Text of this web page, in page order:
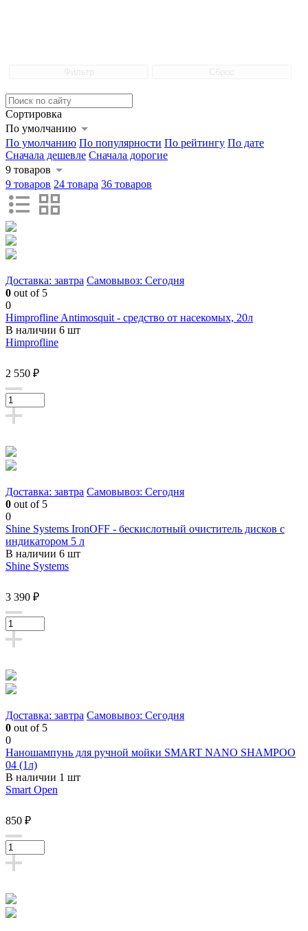
Сортировка
По умолчанию
По умолчанию По популярности По рейтингу По дате
Сначала дешевле Сначала дорогие
9 товаров
9 товаров 24 товара 36 товаров
Доставка: завтра Самовывоз: Сегодня
0 out of 5
0
Himprofline Antimosquit - средство от насекомых, 20л
В наличии 6 шт
Himprofline
2 550 ₽
Доставка: завтра Самовывоз: Сегодня
0 out of 5
0
Shine Systems IronOFF - бескислотный очиститель дисков с
индикатором 5 л
В наличии 6 шт
Shine Systems
3 390 ₽
Доставка: завтра Самовывоз: Сегодня
0 out of 5
0
Наношампунь для ручной мойки SMART NANO SHAMPOO
04 (1л)
В наличии 1 шт
Smart Open
850 ₽